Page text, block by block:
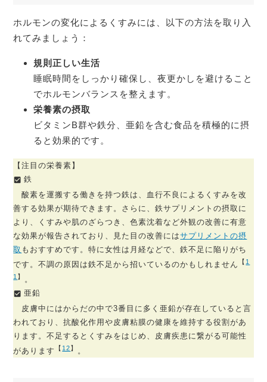
ホルモンの変化によるくすみには、以下の方法を取り入
れてみましょう：
規則正しい生活
睡眠時間をしっかり確保し、夜更かしを避けること
でホルモンバランスを整えます。
栄養素の摂取
ビタミンB群や鉄分、亜鉛を含む食品を積極的に摂
ると効果的です。
【注目の栄養素】
鉄
酸素を運搬する働きを持つ鉄は、血行不良によるくすみを改
善する効果が期待できます。さらに、鉄サプリメントの摂取に
より、くすみや肌のざらつき、色素沈着など外観の改善に有意
な効果が報告されており、見た目の改善にはサプリメントの摂
取 もおすすめです。特に女性は月経などで、鉄不足に陥りがち
です。不調の原因は鉄不足から招いているのかもしれません
【 1
1 】 。
亜鉛
皮膚中にはからだの中で3番目に多く亜鉛が存在していると言
われており、抗酸化作用や皮膚粘膜の健康を維持する役割があ
ります。不足するとくすみをはじめ、皮膚疾患に繋がる可能性
があります
【 12】 。